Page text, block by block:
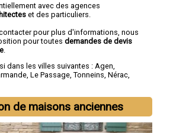
avec des agences
et des particuliers.
pour plus d'informations, nous
pour toutes demandes de devis
dans les villes suivantes : Agen,
, Le Passage, Tonneins, Nérac,
de maisons anciennes